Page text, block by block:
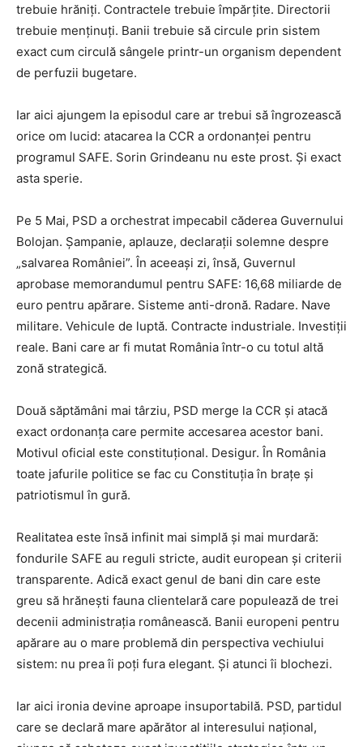
trebuie hrăniți. Contractele trebuie împărțite. Directorii
trebuie menținuți. Banii trebuie să circule prin sistem
exact cum circulă sângele printr-un organism dependent
de perfuzii bugetare.
Iar aici ajungem la episodul care ar trebui să îngrozească
orice om lucid: atacarea la CCR a ordonanței pentru
programul SAFE. Sorin Grindeanu nu este prost. Și exact
asta sperie.
Pe 5 Mai, PSD a orchestrat impecabil căderea Guvernului
Bolojan. Șampanie, aplauze, declarații solemne despre
„salvarea României”. În aceeași zi, însă, Guvernul
aprobase memorandumul pentru SAFE: 16,68 miliarde de
euro pentru apărare. Sisteme anti-dronă. Radare. Nave
militare. Vehicule de luptă. Contracte industriale. Investiții
reale. Bani care ar fi mutat România într-o cu totul altă
zonă strategică.
Două săptămâni mai târziu, PSD merge la CCR și atacă
exact ordonanța care permite accesarea acestor bani.
Motivul oficial este constituțional. Desigur. În România
toate jafurile politice se fac cu Constituția în brațe și
patriotismul în gură.
Realitatea este însă infinit mai simplă și mai murdară:
fondurile SAFE au reguli stricte, audit european și criterii
transparente. Adică exact genul de bani din care este
greu să hrănești fauna clientelară care populează de trei
decenii administrația românească. Banii europeni pentru
apărare au o mare problemă din perspectiva vechiului
sistem: nu prea îi poți fura elegant. Și atunci îi blochezi.
Iar aici ironia devine aproape insuportabilă. PSD, partidul
care se declară mare apărător al interesului național,